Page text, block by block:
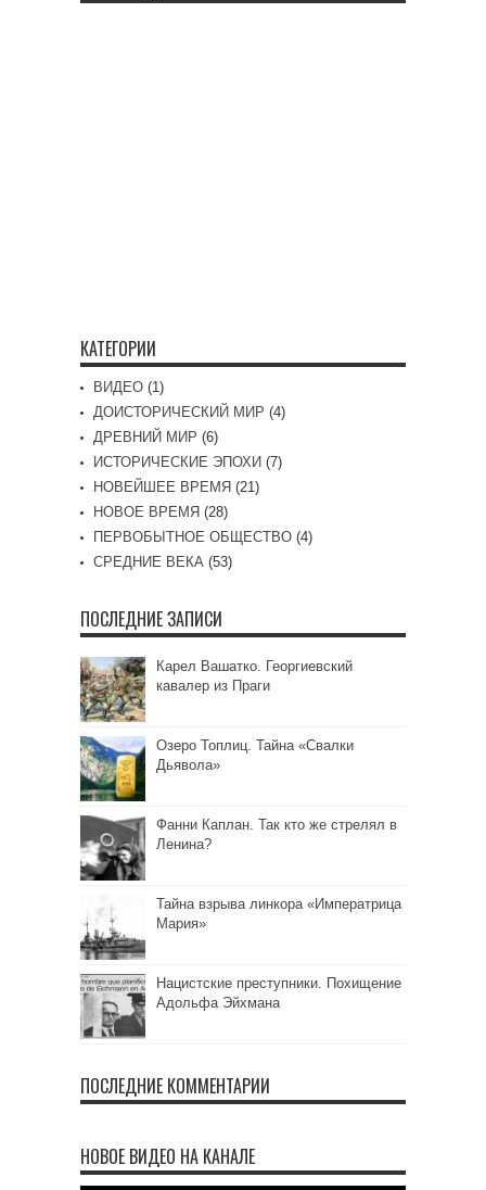
КАТЕГОРИИ
ВИДЕО (1)
ДОИСТОРИЧЕСКИЙ МИР (4)
ДРЕВНИЙ МИР (6)
ИСТОРИЧЕСКИЕ ЭПОХИ (7)
НОВЕЙШЕЕ ВРЕМЯ (21)
НОВОЕ ВРЕМЯ (28)
ПЕРВОБЫТНОЕ ОБЩЕСТВО (4)
СРЕДНИЕ ВЕКА (53)
ПОСЛЕДНИЕ ЗАПИСИ
Карел Вашатко. Георгиевский
кавалер из Праги
Озеро Топлиц. Тайна «Свалки
Дьявола»
Фанни Каплан. Так кто же стрелял в
Ленина?
Тайна взрыва линкора «Императрица
Мария»
Нацистские преступники. Похищение
Адольфа Эйхмана
ПОСЛЕДНИЕ КОММЕНТАРИИ
НОВОЕ ВИДЕО НА КАНАЛЕ